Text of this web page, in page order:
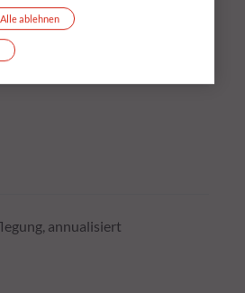
annualisiert
Alle ablehnen